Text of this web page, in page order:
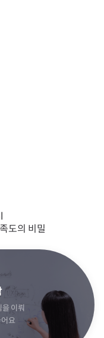
도의 비밀
을 이뤄
요